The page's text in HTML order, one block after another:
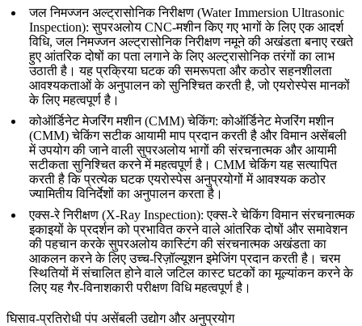
जल निमज्जन अल्ट्रासोनिक निरीक्षण (Water Immersion Ultrasonic
Inspection): सुपरअलोय CNC-मशीन किए गए भागों के लिए एक आदर्श
विधि,जल निमज्जन अल्ट्रासोनिक निरीक्षणनमूने की अखंडता बनाए रखते
हुए आंतरिक दोषों का पता लगाने के लिए अल्ट्रासोनिक तरंगों का लाभ
उठाती है। यह प्रक्रिया घटक की समरूपता और कठोर सहनशीलता
आवश्यकताओं के अनुपालन को सुनिश्चित करती है, जो एयरोस्पेस मानकों
के लिए महत्वपूर्ण है।
कोऑर्डिनेट मेजरिंग मशीन (CMM) चेकिंग:कोऑर्डिनेट मेजरिंग मशीन
(CMM) चेकिंगसटीक आयामी माप प्रदान करती है और विमान असेंबली
में उपयोग की जाने वाली सुपरअलोय भागों की संरचनात्मक और आयामी
सटीकता सुनिश्चित करने में महत्वपूर्ण है। CMM चेकिंग यह सत्यापित
करती है कि प्रत्येक घटक एयरोस्पेस अनुप्रयोगों में आवश्यक कठोर
ज्यामितीय विनिर्देशों का अनुपालन करता है।
एक्स-रे निरीक्षण (X-Ray Inspection):एक्स-रे चेकिंगविमान संरचनात्मक
इकाइयों के प्रदर्शन को प्रभावित करने वाले आंतरिक दोषों और समावेशन
की पहचान करके सुपरअलोय कास्टिंग की संरचनात्मक अखंडता का
आकलन करने के लिए उच्च-रिज़ॉल्यूशन इमेजिंग प्रदान करती है। चरम
स्थितियों में संचालित होने वाले जटिल कास्ट घटकों का मूल्यांकन करने के
लिए यह गैर-विनाशकारी परीक्षण विधि महत्वपूर्ण है।
घिसाव-प्रतिरोधी पंप असेंबली उद्योग और अनुप्रयोग